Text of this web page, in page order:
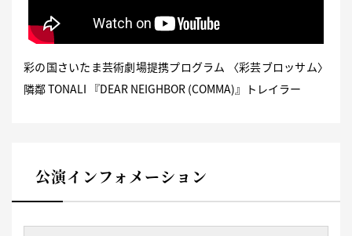
彩の国さいたま芸術劇場提携プログラム 〈彩芸ブロッサム〉
隣鄰 TONALI 『DEAR NEIGHBOR (COMMA)』トレイラー
公演インフォメーション